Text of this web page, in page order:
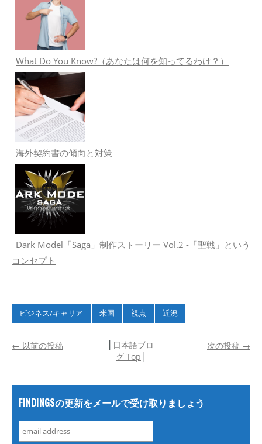
What Do You Know?（あなたは何を知ってるわけ？）
海外契約書の傾向と対策
Dark Model「Saga」制作ストーリー Vol.2 -「聖戦」という
コンセプト
ビジネス/キャリア 米国 視点 近況
← 以前の投稿
日本語ブロ
グ Top
次の投稿 →
FINDINGSの更新をメールで受け取りましょう